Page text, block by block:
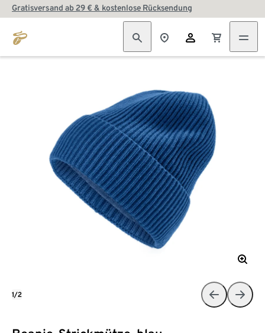
Gratisversand ab 29 € & kostenlose Rücksendung
1/2